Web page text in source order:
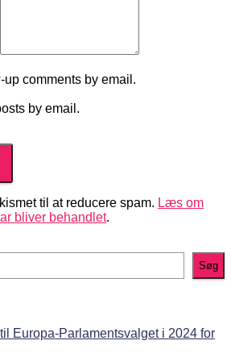
up comments by email.
by email.
til at reducere spam. Læs om
bliver behandlet.
Søg
Europa-Parlamentsvalget i 2024 for